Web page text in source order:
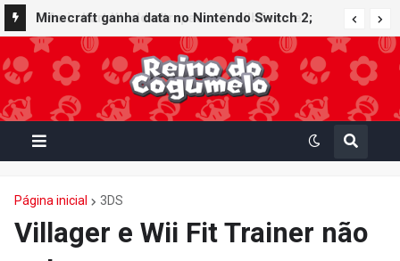
Minecraft ganha data no Nintendo Switch 2;
Super Mario Mash-Up receberá atualização
gráfica exclusiva
Página inicial 3DS
Villager e Wii Fit Trainer não